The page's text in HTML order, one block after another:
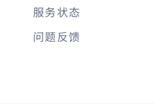
服务状态
问题反馈